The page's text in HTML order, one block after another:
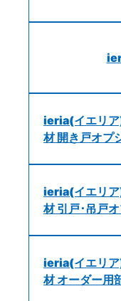
ieria(イエリア
材 開き戸オプ
ieria(イエリア
材 引戸･吊戸
ieria(イエリア
材 オーダー用